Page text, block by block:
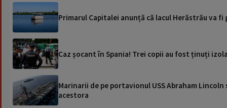
Primarul Capitalei anunță că lacul Herăstrău va
Caz șocant în Spania! Trei copii au fost ținuți
Marinarii de pe portavionul USS Abraham
acestora